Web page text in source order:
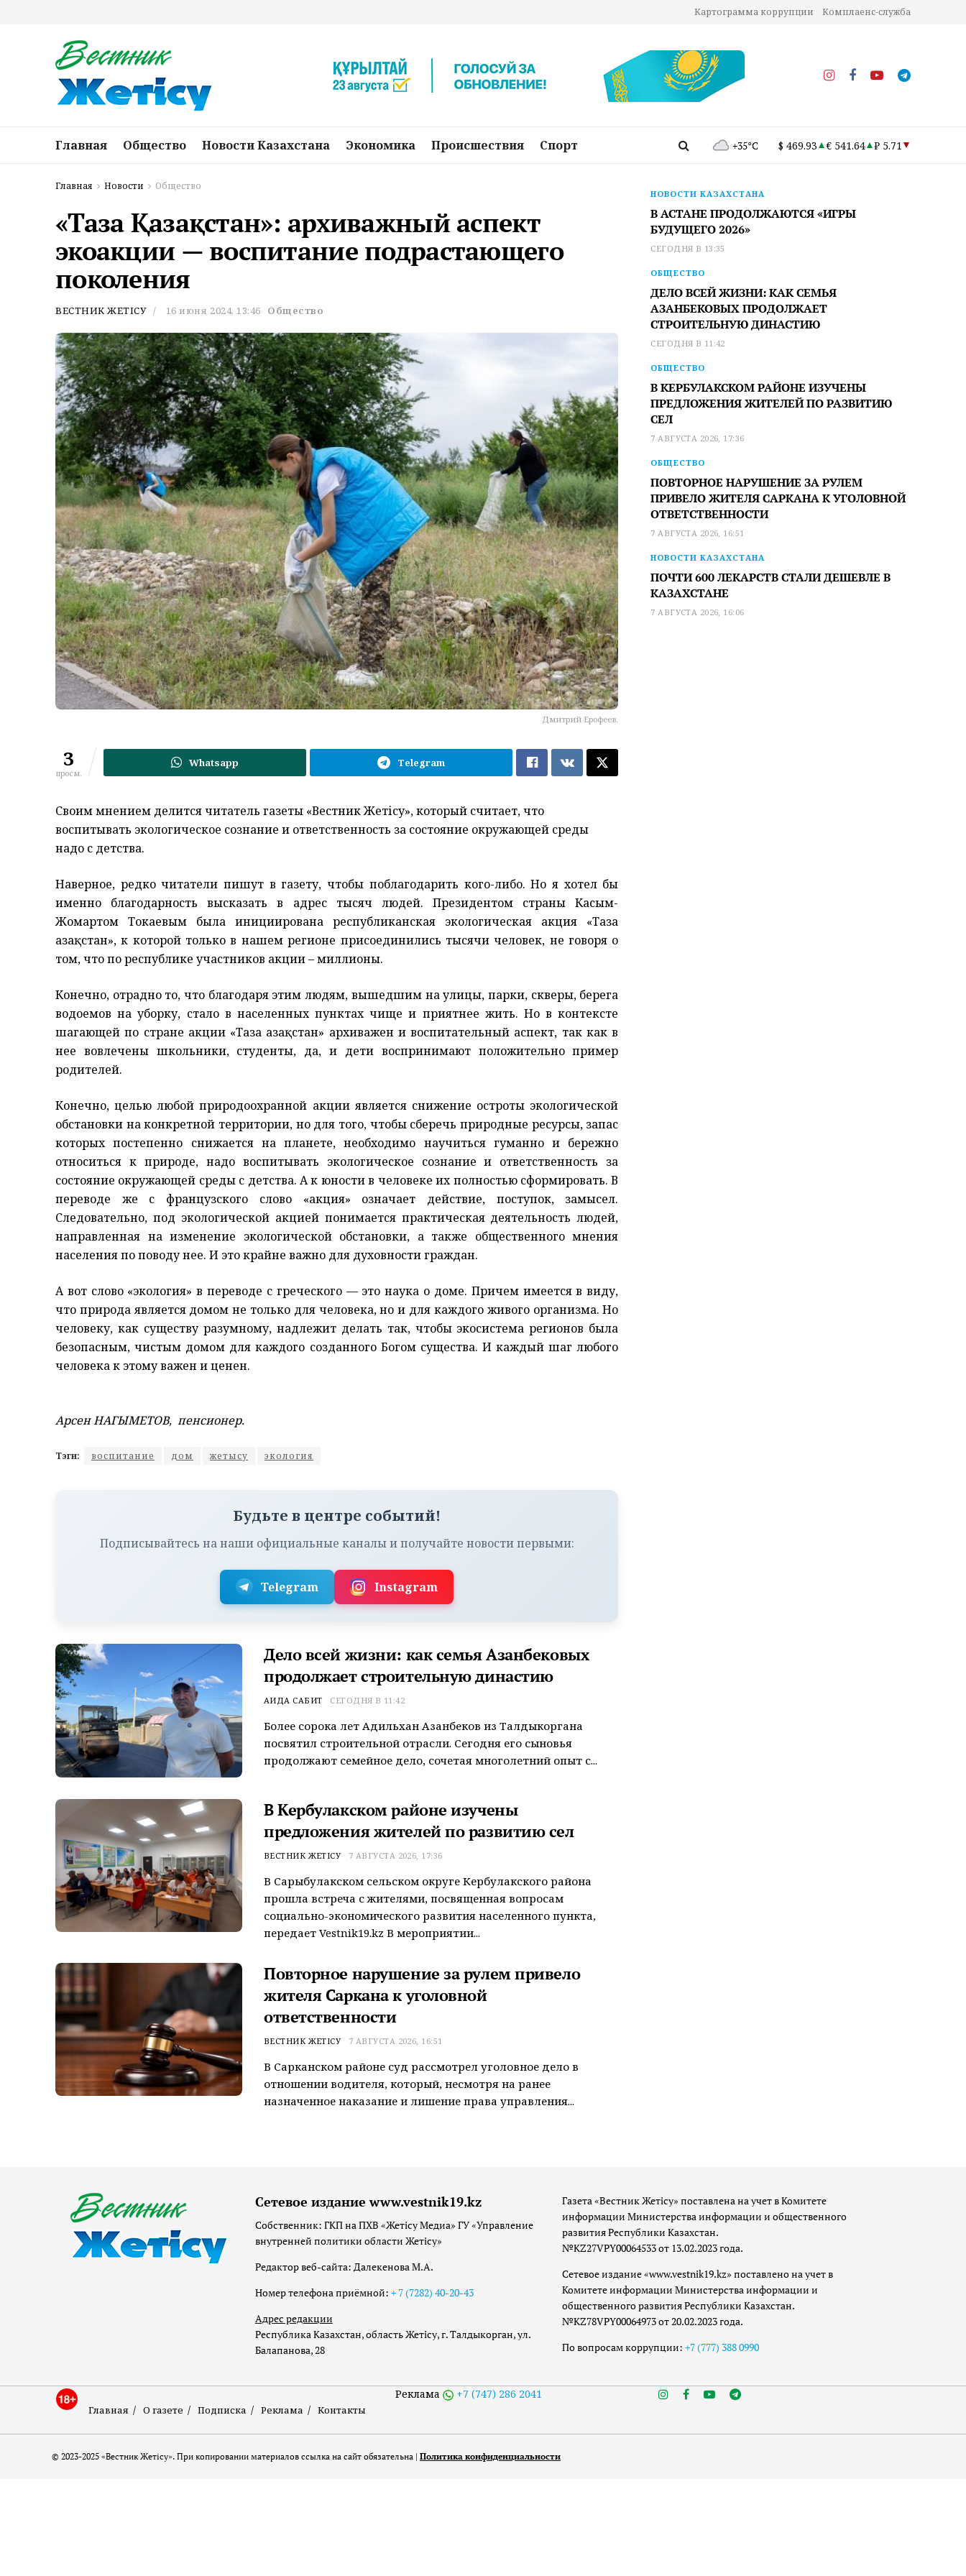
Картограмма коррупции Комплаенс-служба
Главная Общество Новости Казахстана Экономика Происшествия Спорт +35°C $ 469.93 € 541.64 ₽ 5.71
Главная Новости Общество
«Таза Қазақстан»: архиважный аспект
экоакции — воспитание подрастающего
поколения
ВЕСТНИК ЖЕТІСУ 16 июня 2024, 13:46 Общество
Дмитрий Ерофеев.
3
просм.
Whatsapp Telegram
Своим мнением делится читатель газеты «Вестник Жетісу», который считает, что
воспитывать экологическое сознание и ответственность за состояние окружающей среды
надо с детства.
Наверное, редко читатели пишут в газету, чтобы поблагодарить кого-либо. Но я хотел бы
именно благодарность высказать в адрес тысяч людей. Президентом страны Касым-
Жомартом Токаевым была инициирована республиканская экологическая акция «Таза
Қазақстан», к которой только в нашем регионе присоединились тысячи человек, не говоря о
том, что по республике участников акции – миллионы.
Конечно, отрадно то, что благодаря этим людям, вышедшим на улицы, парки, скверы, берега
водоемов на уборку, стало в населенных пунктах чище и приятнее жить. Но в контексте
шагающей по стране акции «Таза Қазақстан» архиважен и воспитательный аспект, так как в
нее вовлечены школьники, студенты, да, и дети воспринимают положительно пример
родителей.
Конечно, целью любой природоохранной акции является снижение остроты экологической
обстановки на конкретной территории, но для того, чтобы сберечь природные ресурсы, запас
которых постепенно снижается на планете, необходимо научиться гуманно и бережно
относиться к природе, надо воспитывать экологическое сознание и ответственность за
состояние окружающей среды с детства. А к юности в человеке их полностью сформировать. В
переводе же с французского слово «акция» означает действие, поступок, замысел.
Следовательно, под экологической акцией понимается практическая деятельность людей,
направленная на изменение экологической обстановки, а также общественного мнения
населения по поводу нее. И это крайне важно для духовности граждан.
А вот слово «экология» в переводе с греческого — это наука о доме. Причем имеется в виду,
что природа является домом не только для человека, но и для каждого живого организма. Но
человеку, как существу разумному, надлежит делать так, чтобы экосистема регионов была
безопасным, чистым домом для каждого созданного Богом существа. И каждый шаг любого
человека к этому важен и ценен.
Арсен НАГЫМЕТОВ, пенсионер.
Тэги: воспитание дом жетысу экология
Будьте в центре событий!
Подписывайтесь на наши официальные каналы и получайте новости первыми:
Telegram Instagram
Дело всей жизни: как семья Азанбековых
продолжает строительную династию
АИДА САБИТ СЕГОДНЯ В 11:42
Более сорока лет Адильхан Азанбеков из Талдыкоргана
посвятил строительной отрасли. Сегодня его сыновья
продолжают семейное дело, сочетая многолетний опыт с...
В Кербулакском районе изучены
предложения жителей по развитию сел
ВЕСТНИК ЖЕТІСУ 7 АВГУСТА 2026, 17:36
В Сарыбулакском сельском округе Кербулакского района
прошла встреча с жителями, посвященная вопросам
социально-экономического развития населенного пункта,
передает Vestnik19.kz В мероприятии...
Повторное нарушение за рулем привело
жителя Саркана к уголовной
ответственности
ВЕСТНИК ЖЕТІСУ 7 АВГУСТА 2026, 16:51
В Сарканском районе суд рассмотрел уголовное дело в
отношении водителя, который, несмотря на ранее
назначенное наказание и лишение права управления...
НОВОСТИ КАЗАХСТАНА
В АСТАНЕ ПРОДОЛЖАЮТСЯ «ИГРЫ
БУДУЩЕГО 2026»
СЕГОДНЯ В 13:35
ОБЩЕСТВО
ДЕЛО ВСЕЙ ЖИЗНИ: КАК СЕМЬЯ
АЗАНБЕКОВЫХ ПРОДОЛЖАЕТ
СТРОИТЕЛЬНУЮ ДИНАСТИЮ
СЕГОДНЯ В 11:42
ОБЩЕСТВО
В КЕРБУЛАКСКОМ РАЙОНЕ ИЗУЧЕНЫ
ПРЕДЛОЖЕНИЯ ЖИТЕЛЕЙ ПО РАЗВИТИЮ
СЕЛ
7 АВГУСТА 2026, 17:36
ОБЩЕСТВО
ПОВТОРНОЕ НАРУШЕНИЕ ЗА РУЛЕМ
ПРИВЕЛО ЖИТЕЛЯ САРКАНА К УГОЛОВНОЙ
ОТВЕТСТВЕННОСТИ
7 АВГУСТА 2026, 16:51
НОВОСТИ КАЗАХСТАНА
ПОЧТИ 600 ЛЕКАРСТВ СТАЛИ ДЕШЕВЛЕ В
КАЗАХСТАНЕ
7 АВГУСТА 2026, 16:06
Сетевое издание www.vestnik19.kz
Собственник: ГКП на ПХВ «Жетісу Медиа» ГУ «Управление
внутренней политики области Жетісу»
Редактор веб-сайта: Далекенова М.А.
Номер телефона приёмной: + 7 (7282) 40-20-43
Адрес редакции
Республика Казахстан, область Жетісу, г. Талдыкорган, ул.
Балапанова, 28
Газета «Вестник Жетісу» поставлена на учет в Комитете
информации Министерства информации и общественного
развития Республики Казахстан.
№KZ27VPY00064533 от 13.02.2023 года.
Сетевое издание «www.vestnik19.kz» поставлено на учет в
Комитете информации Министерства информации и
общественного развития Республики Казахстан.
№KZ78VPY00064973 от 20.02.2023 года.
По вопросам коррупции: +7 (777) 388 0990
Главная О газете Подписка Реклама Контакты
Реклама +7 (747) 286 2041
© 2023-2025 «Вестник Жетісу». При копировании материалов ссылка на сайт обязательна | Политика конфиденциальности